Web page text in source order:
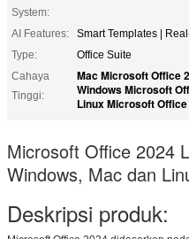
System:
AI Features:
Smart Templates |
Type:
Office Suite
Cahaya
Tinggi:
Mac Microsoft Office
Windows Microsoft
Linux Microsoft
Microsoft Office 2024
Windows, Mac dan
Deskripsi produk: